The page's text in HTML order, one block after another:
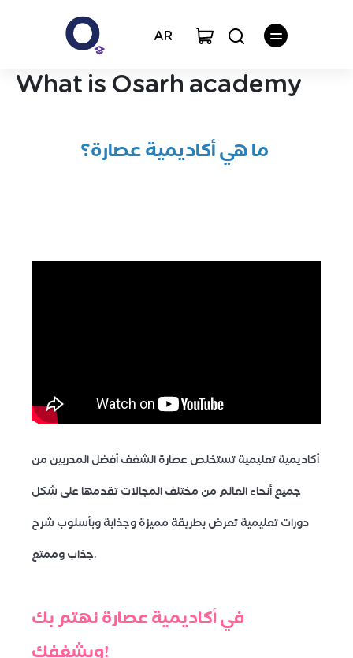
AR
What is Osarh academy
أكاديمية تعليمية تستخلص عصارة الشغف أفضل المدربين من
جميع أنحاء العالم من مختلف المجالات تقدمها على شكل
دورات تعليمية تعرض بطريقة مميزة وجذابة وبأسلوب شرح
جذاب وممتع.
في أكاديمية عصارة نهتم بك
وبشغفك!